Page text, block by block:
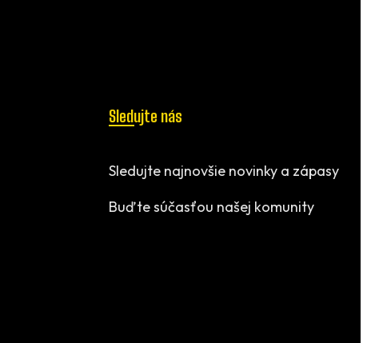
Sledujte nás
Sledujte najnovšie novinky a zápasy
Buďte súčasťou našej komunity